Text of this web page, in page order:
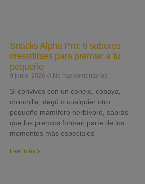
Snacks Alpha Pro: 6 sabores
irresistibles para premiar a tu
pequeño
9 junio, 2026 No hay comentarios
Si convives con un conejo, cobaya,
chinchilla, degú o cualquier otro
pequeño mamífero herbívoro, sabrás
que los premios forman parte de los
momentos más especiales
Leer más »